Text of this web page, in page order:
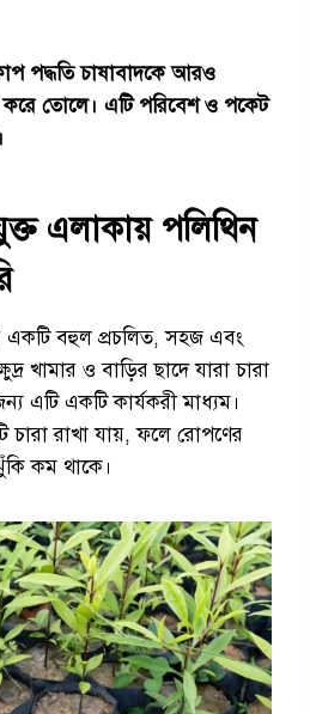
পদ্ধতি চাষাবাদকে আরও
তোলে। এটি পরিবেশ ও পকেট
এলাকায় পলিথিন
একটি বহুল প্রচলিত, সহজ এবং
খামার ও বাড়ির ছাদে যারা চারা
এটি একটি কার্যকরী মাধ্যম।
চারা রাখা যায়, ফলে রোপণের
কম থাকে।